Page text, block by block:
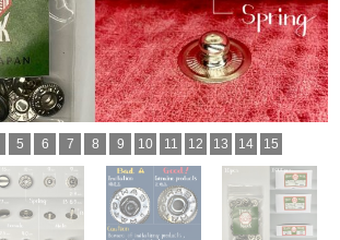
5 6 7 8 9 10 11 12 13 14 15